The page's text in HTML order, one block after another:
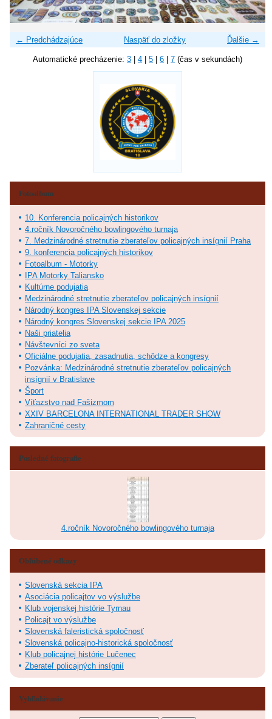
← Predchádzajúce Ďalšie →
Naspäť do zložky
Automatické precházenie: 3 4 5 6 7 (čas v sekundách)
Fotoalbum
10. Konferencia policajných historikov
4.ročník Novoročného bowlingového turnaja
7. Medzinárodné stretnutie zberateľov policajných insígnií Praha
9. konferencia policajných historikov
Fotoalbum - Motorky
IPA Motorky Taliansko
Kultúrne podujatia
Medzinárodné stretnutie zberateľov policajných insígnií
Národný kongres IPA Slovenskej sekcie
Národný kongres Slovenskej sekcie IPA 2025
Naši priatelia
Návštevníci zo sveta
Oficiálne podujatia, zasadnutia, schôdze a kongresy
Pozvánka: Medzinárodné stretnutie zberateľov policajných
insígnií v Bratislave
Šport
Víťazstvo nad Fašizmom
XXIV BARCELONA INTERNATIONAL TRADER SHOW
Zahraničné cesty
Posledné fotografie
4.ročník Novoročného bowlingového turnaja
Obľúbené odkazy
Slovenská sekcia IPA
Asociácia policajtov vo výslužbe
Klub vojenskej histórie Tyrnau
Policajt vo výslužbe
Slovenská faleristická spoločnosť
Slovenská policajno-historická spoločnosť
Klub policajnej histórie Lučenec
Zberateľ policajných insígnií
Vyhľadávanie